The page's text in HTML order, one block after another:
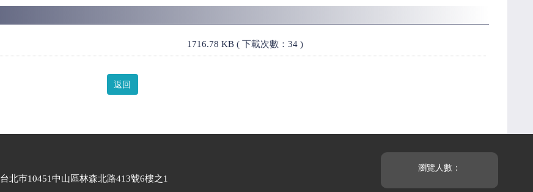
1716.78 KB ( 下載次數：34 )
返回
台北巿10451中山區林森北路413號6樓之1
瀏覽人數：